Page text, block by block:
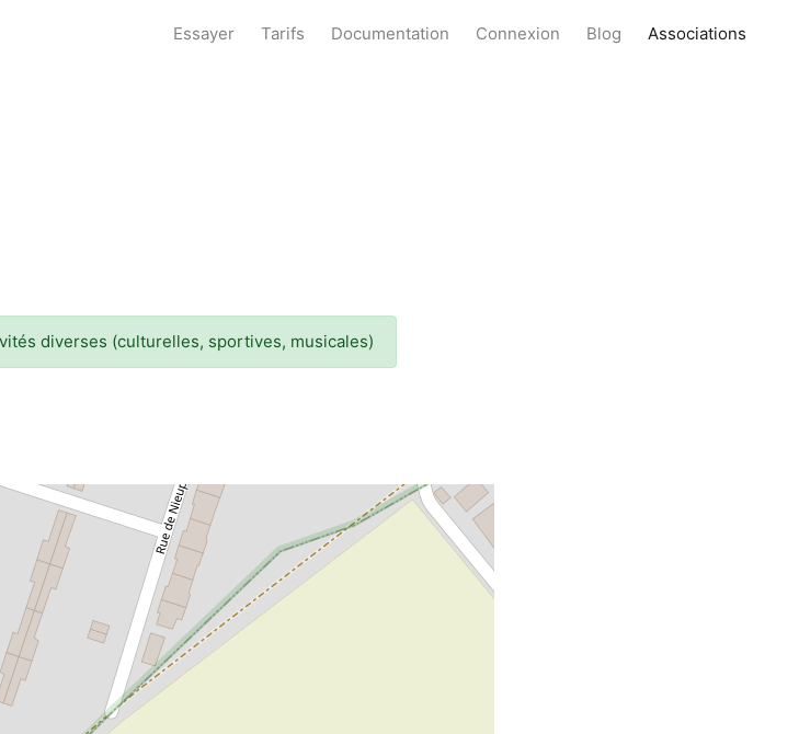
Essayer Tarifs Documentation Connexion Blog Associations
diverses (culturelles, sportives, musicales)